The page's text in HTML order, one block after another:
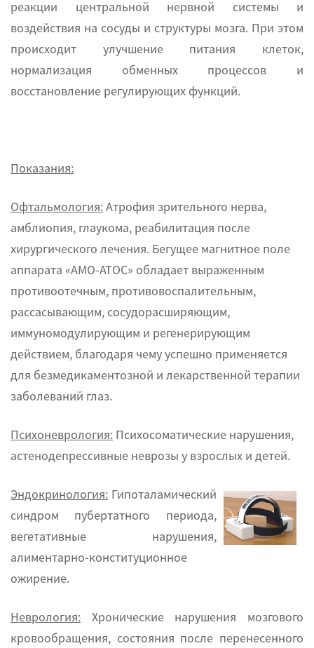
реакции центральной нервной системы и
воздействия на сосуды и структуры мозга. При этом
происходит улучшение питания клеток,
нормализация обменных процессов и
восстановление регулирующих функций.
Показания:
Офтальмология:Атрофия зрительного нерва,
амблиопия, глаукома, реабилитация после
хирургического лечения. Бегущее магнитное поле
аппарата «АМО-АТОС» обладает выраженным
противоотечным, противовоспалительным,
рассасывающим, сосудорасширяющим,
иммуномодулирующим и регенерирующим
действием, благодаря чему успешно применяется
для безмедикаментозной и лекарственной терапии
заболеваний глаз.
Психоневрология: Психосоматические нарушения,
астенодепрессивные неврозы у взрослых и детей.
Эндокринология: Гипоталамический
синдром пубертатного периода,
вегетативные нарушения,
алиментарно-конституционное
ожирение.
Неврология: Хронические нарушения мозгового
кровообращения, состояния после перенесенного